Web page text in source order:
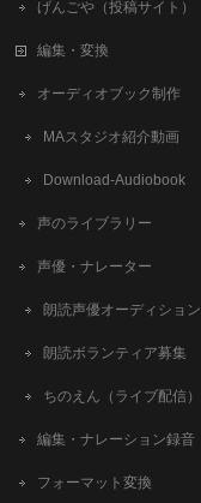
げんごや（投稿サイト）
編集・変換
オーディオブック制作
MAスタジオ紹介動画
Download-Audiobook
声のライブラリー
声優・ナレーター
朗読声優オーディション
朗読ボランティア募集
ちのえん（ライブ配信）
編集・ナレーション録音
フォーマット変換